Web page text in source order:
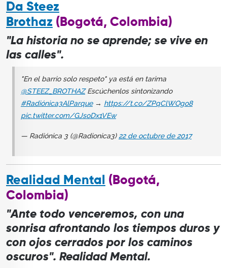
Da Steez
Brothaz (Bogotá, Colombia)
"La historia no se aprende; se vive en
las calles".
"En el barrio solo respeto" ya está en tarima
@STEEZ_BROTHAZEscúchenlos sintonizando
#Radiónica3AlParque→ https://t.co/ZPqClWOgo8
pic.twitter.com/GJsoDx1VEw
— Radiónica 3 (@Radionica3)22 de octubre de 2017
Realidad Mental (Bogotá,
Colombia)
"Ante todo venceremos, con una
sonrisa afrontando los tiempos duros y
con ojos cerrados por los caminos
oscuros". Realidad Mental.